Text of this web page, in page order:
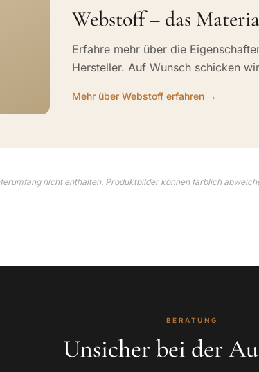
Webstoff – das
Erfahre mehr über die
Hersteller. Auf Wunsch schicken
Mehr über Webstoff erfahren →
nicht enthalten. Produktbilder können farblich
BERATUNG
Unsicher bei der